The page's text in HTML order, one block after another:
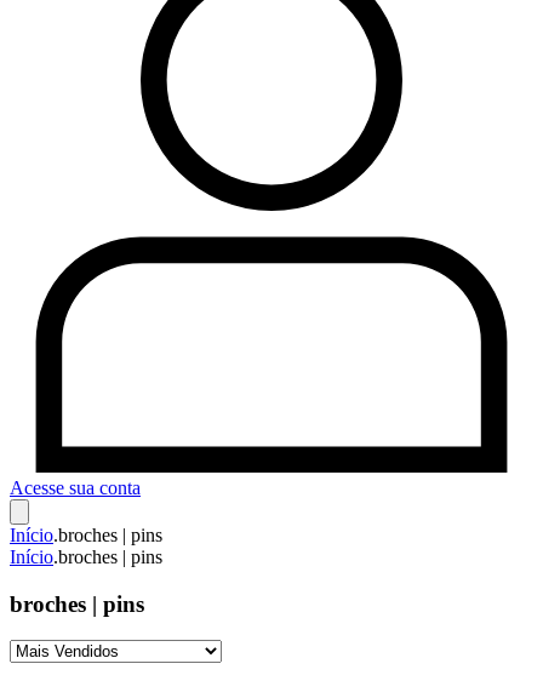
Acesse sua conta
Início.broches | pins
Início.broches | pins
broches | pins